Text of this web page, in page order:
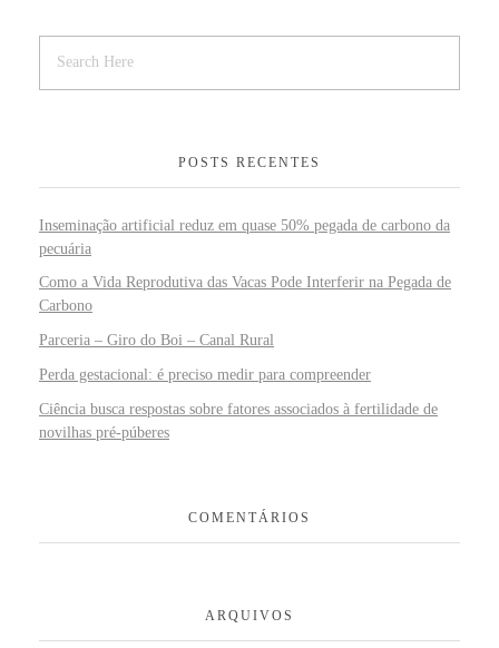
POSTS RECENTES
Inseminação artificial reduz em quase 50% pegada de carbono da
pecuária
Como a Vida Reprodutiva das Vacas Pode Interferir na Pegada de
Carbono
Parceria – Giro do Boi – Canal Rural
Perda gestacional: é preciso medir para compreender
Ciência busca respostas sobre fatores associados à fertilidade de
novilhas pré-púberes
COMENTÁRIOS
ARQUIVOS